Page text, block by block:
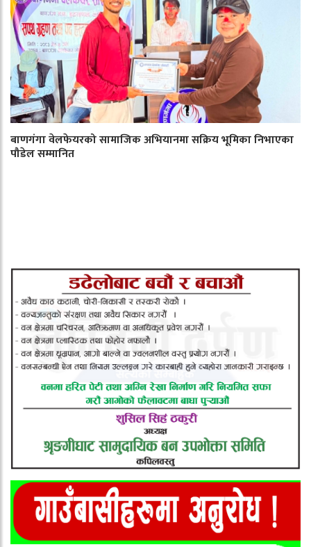
बाणगंगा वेलफेयरको सामाजिक अभियानमा सक्रिय भूमिका निभाएका
पौडेल सम्मानित